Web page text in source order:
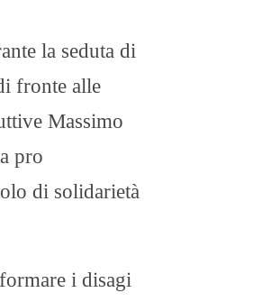
la seduta di
fronte alle
Massimo
pro
di solidarietà
i disagi